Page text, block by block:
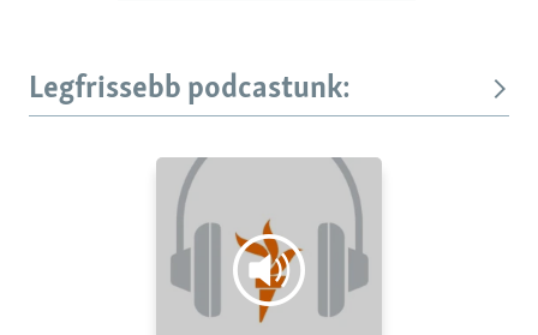
Legfrissebb podcastunk: